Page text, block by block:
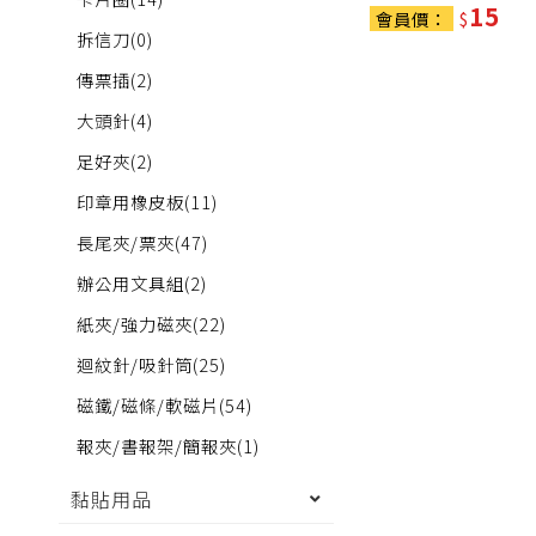
拆信刀(0)
傳票插(2)
大頭針(4)
足好夾(2)
印章用橡皮板(11)
長尾夾/票夾(47)
辦公用文具組(2)
紙夾/強力磁夾(22)
迴紋針/吸針筒(25)
磁鐵/磁條/軟磁片(54)
報夾/書報架/簡報夾(1)
黏貼用品
會員價：
$15